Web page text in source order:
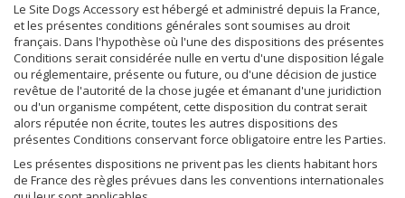
Le Site Dogs Accessory est hébergé et administré depuis la France,
et les présentes conditions générales sont soumises au droit
français. Dans l'hypothèse où l'une des dispositions des présentes
Conditions serait considérée nulle en vertu d'une disposition légale
ou réglementaire, présente ou future, ou d'une décision de justice
revêtue de l'autorité de la chose jugée et émanant d'une juridiction
ou d'un organisme compétent, cette disposition du contrat serait
alors réputée non écrite, toutes les autres dispositions des
présentes Conditions conservant force obligatoire entre les Parties.
Les présentes dispositions ne privent pas les clients habitant hors
de France des règles prévues dans les conventions internationales